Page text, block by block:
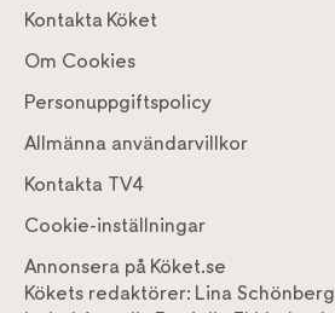
Kontakta Köket
Om Cookies
Personuppgiftspolicy
Allmänna användarvillkor
Kontakta TV4
Cookie-inställningar
Annonsera på Köket.se
Kökets redaktörer: Lina Schönberg